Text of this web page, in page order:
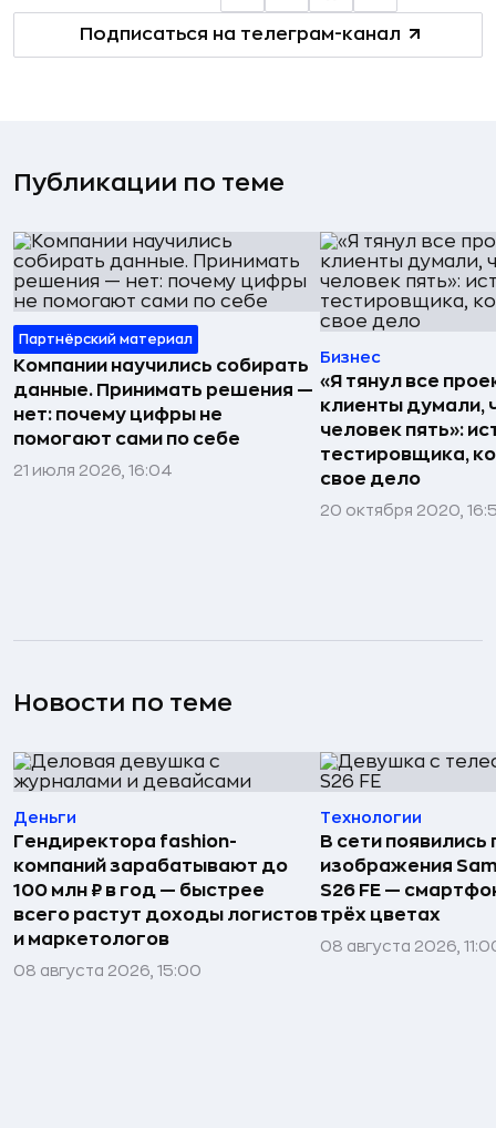
Подписаться на телеграм-канал
Публикации по теме
Партнёрский материал
Компании научились собирать
данные. Принимать решения —
нет: почему цифры не
помогают сами по себе
21 июля 2026, 16:04
Бизнес
«Я тянул все
клиенты думали,
человек пять»:
тестировщика,
свое дело
20 октября 2020,
Новости по теме
Деньги
Гендиректора fashion-
компаний зарабатывают до
100 млн ₽ в год — быстрее
всего растут доходы логистов
и маркетологов
08 августа 2026, 15:00
Технологии
В сети появились
изображения
S26 FE —
трёх цветах
08 августа 2026,